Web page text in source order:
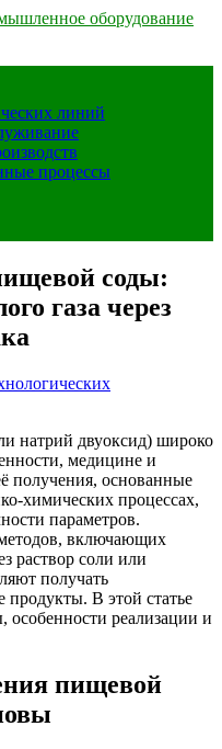
оборудование
линий
процессы
соды:
газа через
натрий двуоксид) широко
медицине и
основанные
химических процессах,
параметров.
включающих
раствор соли или
получать
продукты. В этой статье
реализации и
пищевой